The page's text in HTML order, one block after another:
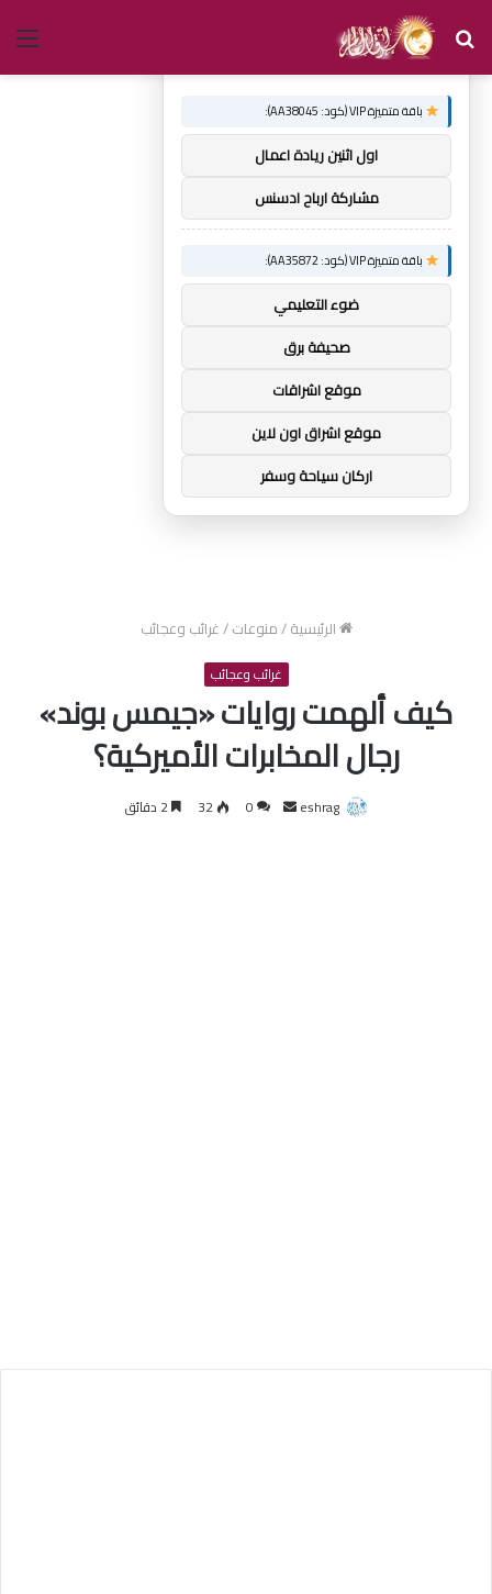
بحث
عن
الرئيسية/منوعات/غرائب وعجائب
غرائب وعجائب
كيف ألهمت روايات «جيمس بوند»
رجال المخابرات الأميركية؟
eshrag
أرسل 0
32 2 دقائق
توصيات :
باقة متميزة VIP (كود: AA38045):
اول اثنين ريادة اعمال
مشاركة ارباح ادسنس
باقة متميزة VIP (كود: AA35872):
ضوء التعليمي
صحيفة برق
موقع اشراقات
موقع اشراق اون لاين
اركان سياحة وسفر